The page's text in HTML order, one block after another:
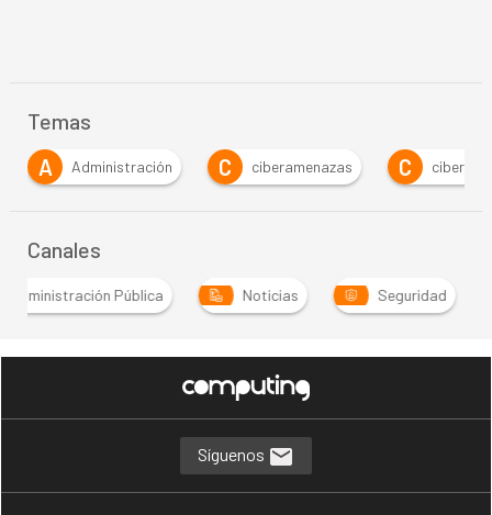
Temas
C ciberamenazas C ciberresiliencia C
Canales
Administración Pública Noticias Seguridad
Síguenos